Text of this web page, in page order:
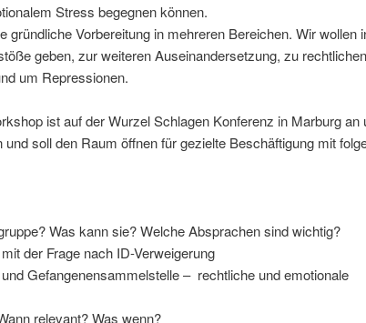
Stress begegnen können.
gründliche Vorbereitung in mehreren Bereichen. Wir wollen
geben, zur weiteren Auseinandersetzung, zu
um Repressionen.
ist auf der Wurzel Schlagen Konferenz in Marburg an
und soll den Raum öffnen für gezielte Beschäftigung mit
Was kann sie? Welche Absprachen sind wichtig?
der Frage nach ID-Verweigerung
und Gefangenensammelstelle – rechtliche und emotionale
relevant? Was wenn?